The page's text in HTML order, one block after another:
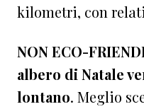
kilometri, con
NON ECO-
albero di Natale
lontano. Meglio